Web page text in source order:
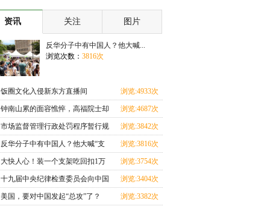
资讯 关注 图片
反华分子中有中国人？他大喊...
浏览次数： 3816次
饭圈文化入侵新东方直播间 浏览:4933次
钟南山累的面容憔悴，高福院士却
忙
浏览:4687次
市场监督管理行政处罚程序暂行规
定
浏览:3842次
反华分子中有中国人？他大喊“支
那
浏览:3816次
大快人心！装一个支架吃回扣1万
元的
浏览:3754次
十九届中央纪律检查委员会向中国
共
浏览:3404次
美国，要对中国发起“总攻”了？ 浏览:3382次